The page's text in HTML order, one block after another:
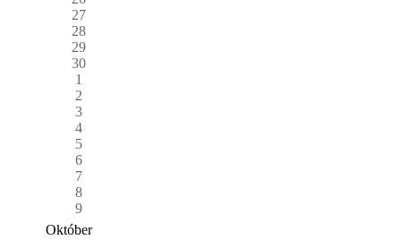
27
28
29
30
1
2
3
4
5
6
7
8
9
Október